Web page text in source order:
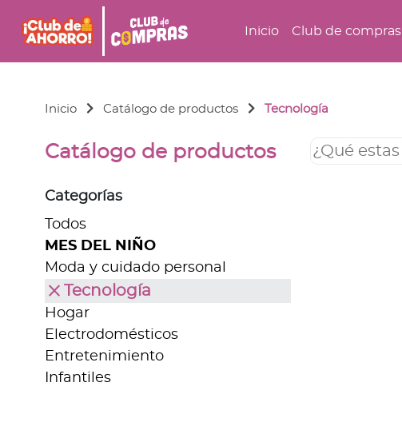
Inicio Club de compras
Inicio Catálogo de productos Tecnología
Catálogo de productos
Categorías
Todos
MES DEL NIÑO
Moda y cuidado personal
close Tecnología
Hogar
Electrodomésticos
Entretenimiento
Infantiles